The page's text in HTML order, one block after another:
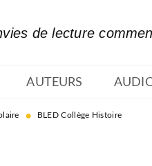
de lecture
AUTEURS
• BLED Collège Histoire